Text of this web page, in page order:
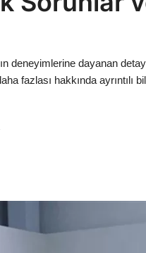
deneyimlerine dayanan
fazlası hakkında ayrıntılı